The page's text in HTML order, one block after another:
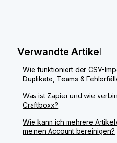
Verwandte Artikel
Wie funktioniert der CSV-
Duplikate, Teams &
Was ist Zapier und wie
Craftboxx?
Wie kann ich mehrere
meinen Account bereinigen?